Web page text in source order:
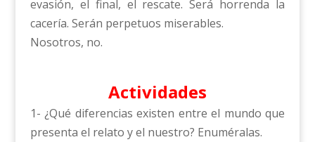
evasión, el final, el rescate. Será horrenda la
cacería. Serán perpetuos miserables.
Nosotros, no.
Actividades
1- ¿Qué diferencias existen entre el mundo que
presenta el relato y el nuestro? Enuméralas.